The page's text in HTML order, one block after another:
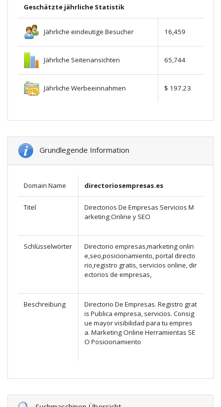
Geschätzte jährliche Statistik
Jährliche eindeutige Besucher 16,459
Jährliche Seitenansichten 65,744
Jährliche Werbeeinnahmen $ 197.23
Grundlegende Information
Domain Name directoriosempresas.es
Titel
Directorios De Empresas Servicios M
arketing Online y SEO
Schlüsselwörter
Directorio empresas,marketing onlin
e,seo,posicionamiento, portal directo
rio,registro gratis, servicios online, dir
ectorios de empresas,
Beschreibung
Directorio De Empresas. Registro grat
is Publica empresa, servicios. Consig
ue mayor visibilidad para tu empres
a. Marketing Online Herramientas SE
O Posicionamiento